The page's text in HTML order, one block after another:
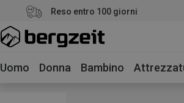
Reso entro 100 giorni
Uomo Donna Bambino